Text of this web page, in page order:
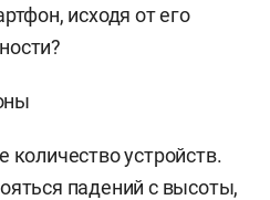
исходя от его
количество устройств.
падений с высоты,